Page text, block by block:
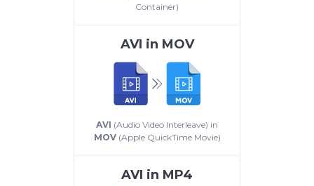
Container)
AVI in MOV
AVI (Audio Video Interleave) in
MOV(Apple QuickTime Movie)
AVI in MP4